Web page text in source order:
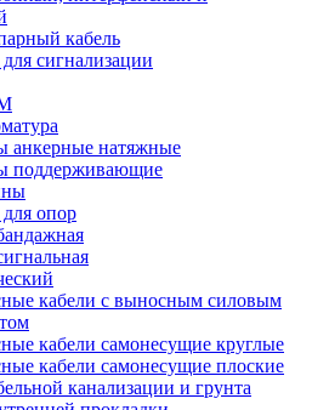
кабель
сигнализации
анкерные натяжные
поддерживающие
опор
кабели с выносным силовым
кабели самонесущие круглые
кабели самонесущие плоские
канализации и грунта